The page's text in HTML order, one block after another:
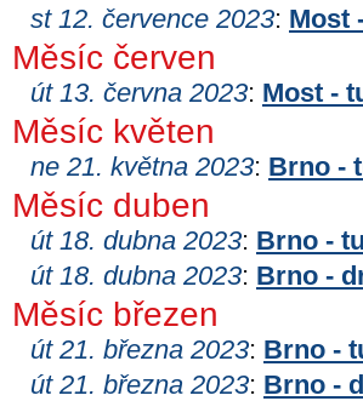
st 12. července 2023: Most
Měsíc červen
út 13. června 2023: Most -
Měsíc květen
ne 21. května 2023: Brno -
Měsíc duben
út 18. dubna 2023: Brno -
út 18. dubna 2023: Brno -
Měsíc březen
út 21. března 2023: Brno -
út 21. března 2023: Brno -